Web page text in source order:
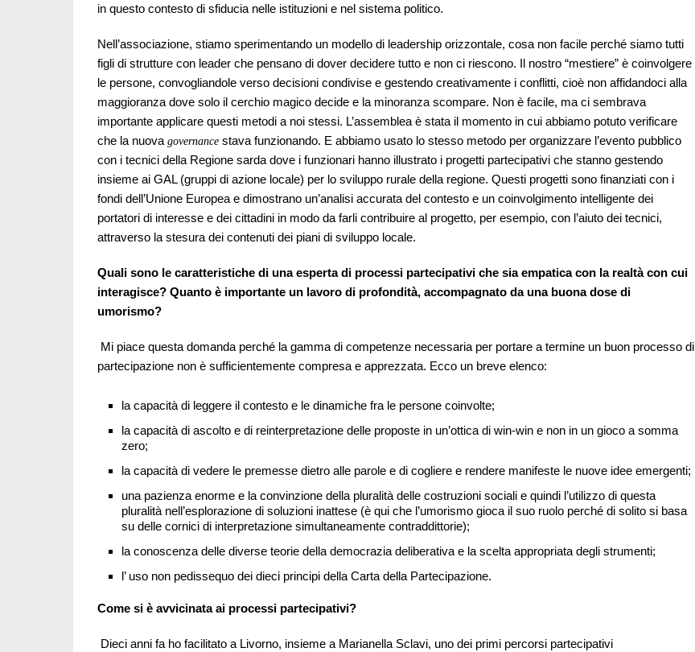
in questo contesto di sfiducia nelle istituzioni e nel sistema politico.
Nell’associazione, stiamo sperimentando un modello di leadership orizzontale, cosa non facile perché siamo tutti
figli di strutture con leader che pensano di dover decidere tutto e non ci riescono. Il nostro “mestiere” è coinvolgere
le persone, convogliandole verso decisioni condivise e gestendo creativamente i conflitti, cioè non affidandoci alla
maggioranza dove solo il cerchio magico decide e la minoranza scompare. Non è facile, ma ci sembrava
importante applicare questi metodi a noi stessi. L’assemblea è stata il momento in cui abbiamo potuto verificare
che la nuova governance stava funzionando. E abbiamo usato lo stesso metodo per organizzare l’evento pubblico
con i tecnici della Regione sarda dove i funzionari hanno illustrato i progetti partecipativi che stanno gestendo
insieme ai GAL (gruppi di azione locale) per lo sviluppo rurale della regione. Questi progetti sono finanziati con i
fondi dell’Unione Europea e dimostrano un’analisi accurata del contesto e un coinvolgimento intelligente dei
portatori di interesse e dei cittadini in modo da farli contribuire al progetto, per esempio, con l’aiuto dei tecnici,
attraverso la stesura dei contenuti dei piani di sviluppo locale.
Quali sono le caratteristiche di una esperta di processi partecipativi che sia empatica con la realtà con cui
interagisce? Quanto è importante un lavoro di profondità, accompagnato da una buona dose di
umorismo?
Mi piace questa domanda perché la gamma di competenze necessaria per portare a termine un buon processo di
partecipazione non è sufficientemente compresa e apprezzata. Ecco un breve elenco:
la capacità di leggere il contesto e le dinamiche fra le persone coinvolte;
la capacità di ascolto e di reinterpretazione delle proposte in un’ottica di win-win e non in un gioco a somma
zero;
la capacità di vedere le premesse dietro alle parole e di cogliere e rendere manifeste le nuove idee emergenti;
una pazienza enorme e la convinzione della pluralità delle costruzioni sociali e quindi l’utilizzo di questa
pluralità nell’esplorazione di soluzioni inattese (è qui che l’umorismo gioca il suo ruolo perché di solito si basa
su delle cornici di interpretazione simultaneamente contraddittorie);
la conoscenza delle diverse teorie della democrazia deliberativa e la scelta appropriata degli strumenti;
l’ uso non pedissequo dei dieci principi della Carta della Partecipazione.
Come si è avvicinata ai processi partecipativi?
Dieci anni fa ho facilitato a Livorno, insieme a Marianella Sclavi, uno dei primi percorsi partecipativi